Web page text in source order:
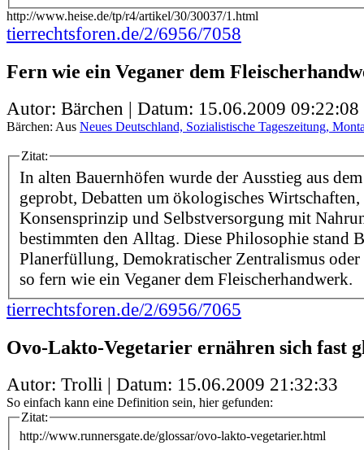
http://www.heise.de/tp/r4/artikel/30/30037/1.html
tierrechtsforen.de/2/6956/7058
Fern wie ein Veganer dem
Autor: Bärchen | Datum: 15.06.2009 09:22:08
Bärchen: Aus Neues Deutschland, Sozialistische Tageszeitung,
Zitat:
In alten Bauernhöfen wurde der Ausstieg aus
geprobt, Debatten um ökologisches
Konsensprinzip und Selbstversorgung mit
bestimmten den Alltag. Diese Philosophie stand
Planerfüllung, Demokratischer Zentralismus
so fern wie ein Veganer dem Fleischerhandwerk.
tierrechtsforen.de/2/6956/7065
Ovo-Lakto-Vegetarier ernähren sich fast
Autor: Trolli | Datum: 15.06.2009 21:32:33
So einfach kann eine Definition sein, hier gefunden:
Zitat:
http://www.runnersgate.de/glossar/ovo-lakto-vegetarier.html